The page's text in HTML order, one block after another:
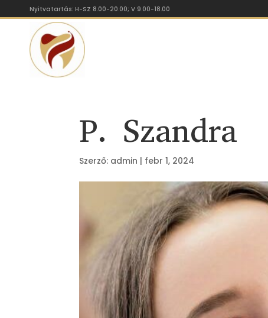
Nyitvatartás: H-SZ 8.00-20.00; V 9.00-18.00
P. Szandra
Szerző: admin | febr 1, 2024